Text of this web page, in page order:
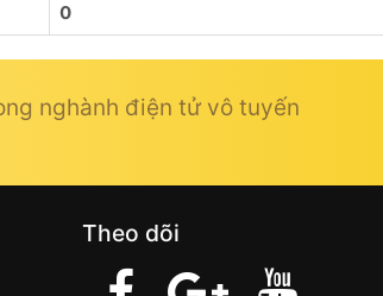
0
nghành điện tử vô tuyến
Theo dõi